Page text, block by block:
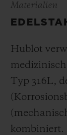
Materialien
Hublot
Typ 316L,
kombiniert.